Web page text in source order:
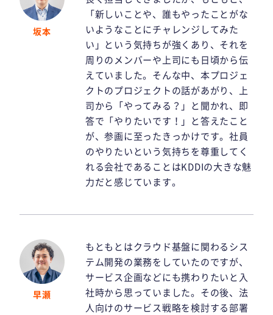
坂本
「新しいことや、誰もやったことがな
いようなことにチャレンジしてみた
い」という気持ちが強くあり、それを
周りのメンバーや上司にも日頃から伝
えていました。そんな中、本プロジェ
クトのプロジェクトの話があがり、上
司から「やってみる？」と聞かれ、即
答で「やりたいです！」と答えたこと
が、参画に至ったきっかけです。社員
のやりたいという気持ちを尊重してく
れる会社であることはKDDIの大きな魅
力だと感じています。
早瀬
もともとはクラウド基盤に関わるシス
テム開発の業務をしていたのですが、
サービス企画などにも携わりたいと入
社時から思っていました。その後、法
人向けのサービス戦略を検討する部署